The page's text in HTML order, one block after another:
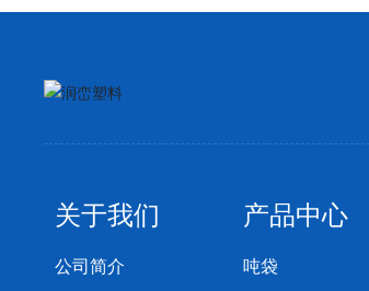
关于我们
公司简介
产品中心
吨袋